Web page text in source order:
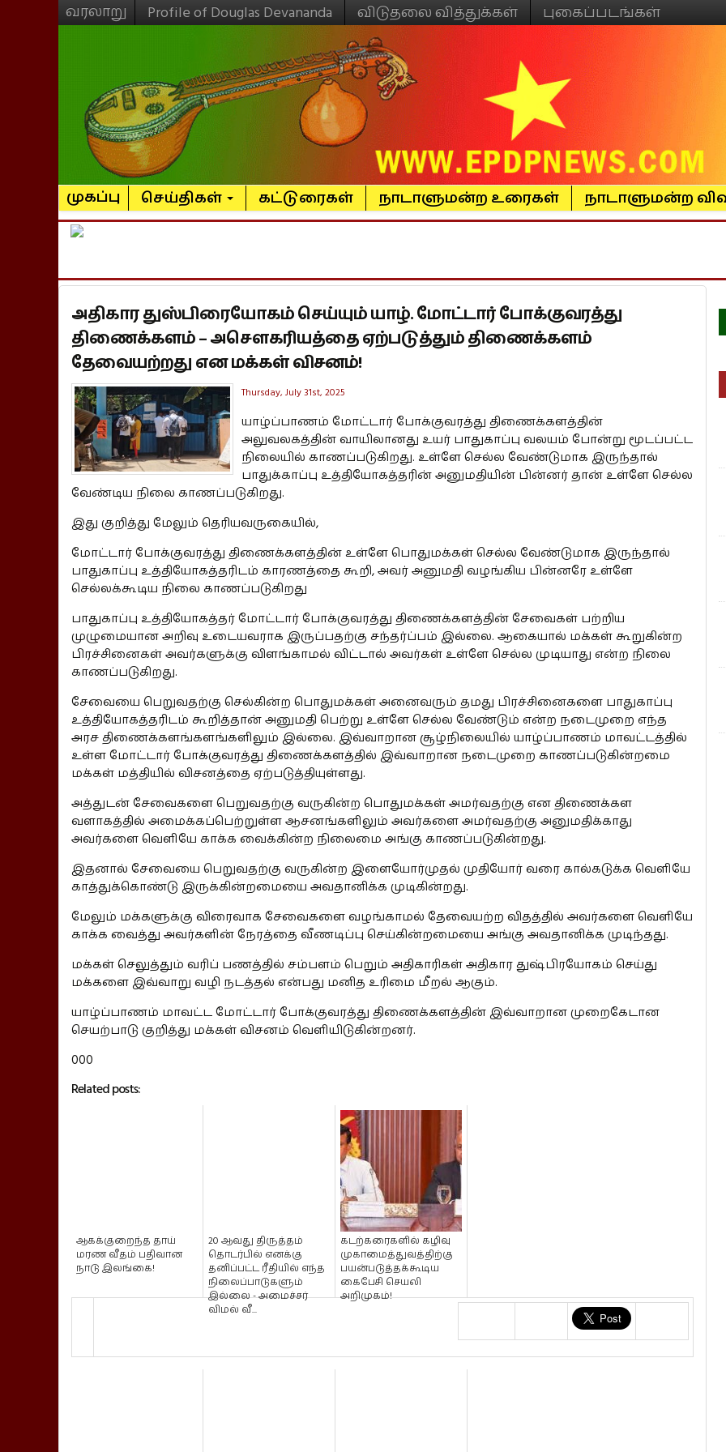
வரலாறு Profile of Douglas Devananda விடுதலை வித்துக்கள் புகைப்படங்கள்
முகப்பு செய்திகள் கட்டுரைகள் நாடாளுமன்ற உரைகள் நாடாளுமன்ற
அதிகார துஸ்பிரையோகம் செய்யும் யாழ். மோட்டார் போக்குவரத்து
திணைக்களம் – அசௌகரியத்தை ஏற்படுத்தும் திணைக்களம்
தேவையற்றது என மக்கள் விசனம்!
Thursday, July 31st, 2025
யாழ்ப்பாணம் மோட்டார் போக்குவரத்து திணைக்களத்தின்
அலுவலகத்தின் வாயிலானது உயர் பாதுகாப்பு வலயம் போன்று மூடப்பட்ட
நிலையில் காணப்படுகிறது. உள்ளே செல்ல வேண்டுமாக இருந்தால்
பாதுக்காப்பு உத்தியோகத்தரின் அனுமதியின் பின்னர் தான் உள்ளே செல்ல
வேண்டிய நிலை காணப்படுகிறது.
இது குறித்து மேலும் தெரியவருகையில்,
மோட்டார் போக்குவரத்து திணைக்களத்தின் உள்ளே பொதுமக்கள் செல்ல வேண்டுமாக இருந்தால்
பாதுகாப்பு உத்தியோகத்தரிடம் காரணத்தை கூறி, அவர் அனுமதி வழங்கிய பின்னரே உள்ளே
செல்லக்கூடிய நிலை காணப்படுகிறது
பாதுகாப்பு உத்தியோகத்தர் மோட்டார் போக்குவரத்து திணைக்களத்தின் சேவைகள் பற்றிய
முழுமையான அறிவு உடையவராக இருப்பதற்கு சந்தர்ப்பம் இல்லை. ஆகையால் மக்கள் கூறுகின்ற
பிரச்சினைகள் அவர்களுக்கு விளங்காமல் விட்டால் அவர்கள் உள்ளே செல்ல முடியாது என்ற நிலை
காணப்படுகிறது.
சேவையை பெறுவதற்கு செல்கின்ற பொதுமக்கள் அனைவரும் தமது பிரச்சினைகளை பாதுகாப்பு
உத்தியோகத்தரிடம் கூறித்தான் அனுமதி பெற்று உள்ளே செல்ல வேண்டும் என்ற நடைமுறை எந்த
அரச திணைக்களங்களங்களிலும் இல்லை. இவ்வாறான சூழ்நிலையில் யாழ்ப்பாணம் மாவட்டத்தில்
உள்ள மோட்டார் போக்குவரத்து திணைக்களத்தில் இவ்வாறான நடைமுறை காணப்படுகின்றமை
மக்கள் மத்தியில் விசனத்தை ஏற்படுத்தியுள்ளது.
அத்துடன் சேவைகளை பெறுவதற்கு வருகின்ற பொதுமக்கள் அமர்வதற்கு என திணைக்கள
வளாகத்தில் அமைக்கப்பெற்றுள்ள ஆசனங்களிலும் அவர்களை அமர்வதற்கு அனுமதிக்காது
அவர்களை வெளியே காக்க வைக்கின்ற நிலைமை அங்கு காணப்படுகின்றது.
இதனால் சேவையை பெறுவதற்கு வருகின்ற இளையோர்முதல் முதியோர் வரை கால்கடுக்க வெளியே
காத்துக்கொண்டு இருக்கின்றமையை அவதானிக்க முடிகின்றது.
மேலும் மக்களுக்கு விரைவாக சேவைகளை வழங்காமல் தேவையற்ற விதத்தில் அவர்களை வெளியே
காக்க வைத்து அவர்களின் நேரத்தை வீணடிப்பு செய்கின்றமையை அங்கு அவதானிக்க முடிந்தது.
மக்கள் செலுத்தும் வரிப் பணத்தில் சம்பளம் பெறும் அதிகாரிகள் அதிகார துஷ்பிரயோகம் செய்து
மக்களை இவ்வாறு வழி நடத்தல் என்பது மனித உரிமை மீறல் ஆகும்.
யாழ்ப்பாணம் மாவட்ட மோட்டார் போக்குவரத்து திணைக்களத்தின் இவ்வாறான முறைகேடான
செயற்பாடு குறித்து மக்கள் விசனம் வெளியிடுகின்றனர்.
000
Related posts:
ஆகக்குறைந்த தாய்
மரண வீதம் பதிவான
நாடு இலங்கை!
20 ஆவது திருத்தம்
தொடர்பில் எனக்கு
தனிப்பட்ட ரீதியில் எந்த
நிலைப்பாடுகளும்
இல்லை - அமைச்சர்
விமல் வீ...
கடற்கரைகளில் கழிவு
முகாமைத்துவத்திற்கு
பயன்படுத்தக்கூடிய
கைபேசி செயலி
அறிமுகம்!